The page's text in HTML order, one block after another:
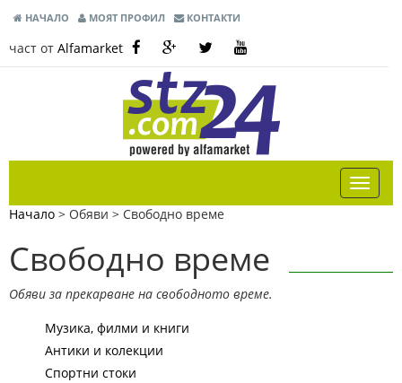
НАЧАЛО МОЯТ ПРОФИЛ КОНТАКТИ
част от Alfamarket
Начало > Обяви > Свободно време
Свободно време
Обяви за прекарване на свободното време.
Музика, филми и книги
Антики и колекции
Спортни стоки